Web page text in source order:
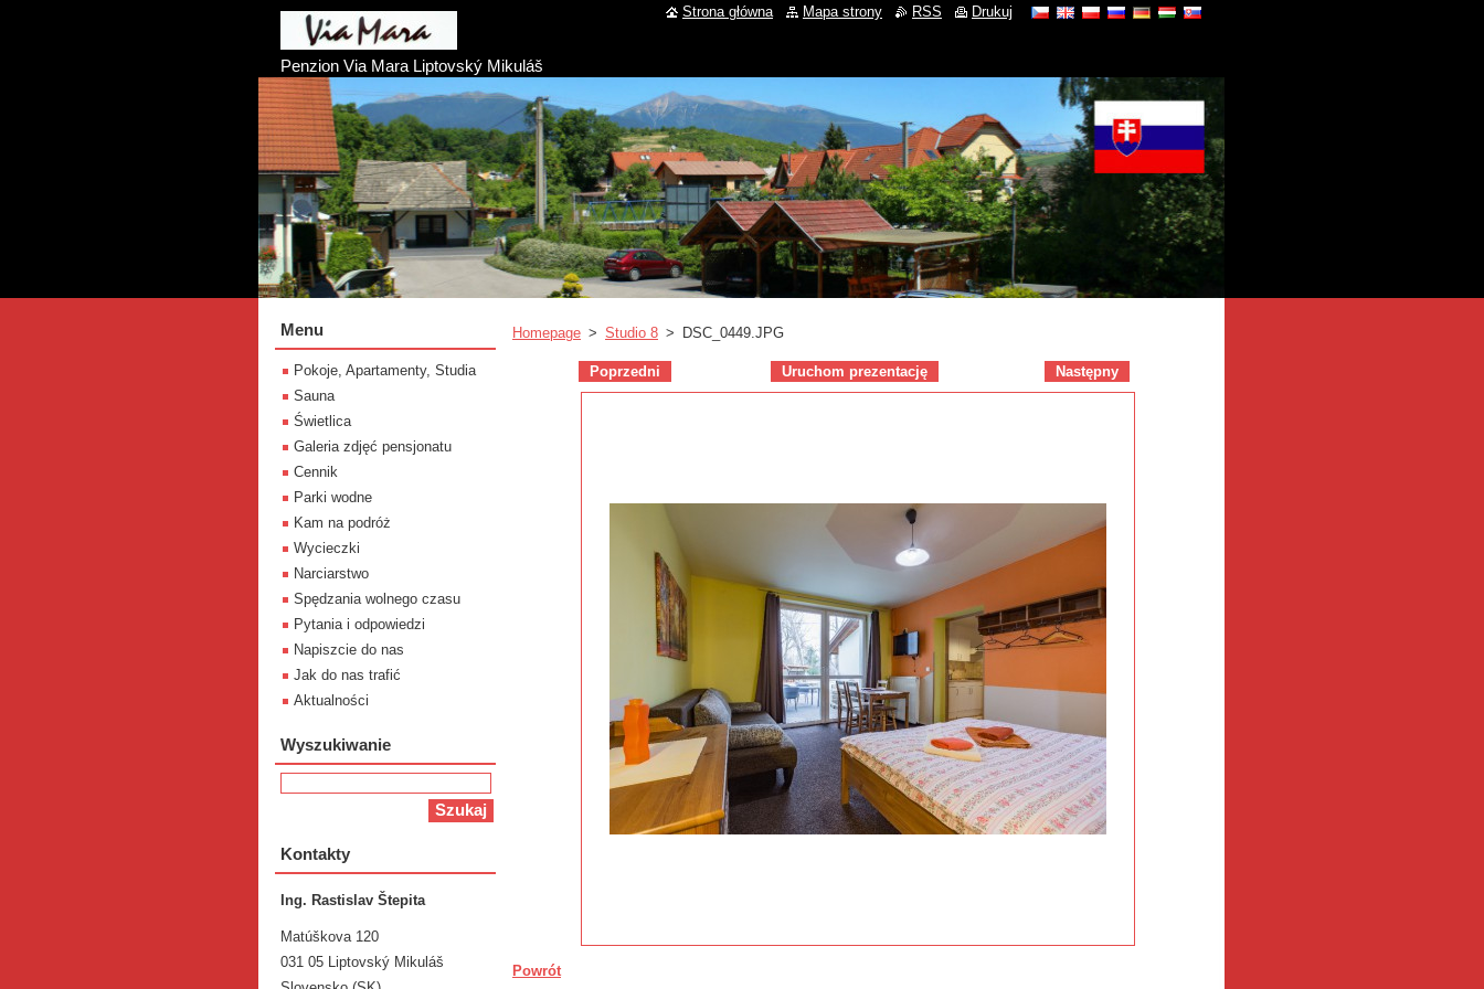
Penzion Via Mara Liptovský Mikuláš
Homepage > Studio 8 > DSC_0449.JPG
Poprzedni Uruchom prezentację Następny
Powrót
Menu
Pokoje, Apartamenty, Studia
Sauna
Świetlica
Galeria zdjęć pensjonatu
Cennik
Parki wodne
Kam na podróż
Wycieczki
Narciarstwo
Spędzania wolnego czasu
Pytania i odpowiedzi
Napiszcie do nas
Jak do nas trafić
Aktualności
Wyszukiwanie
Kontakty
Ing. Rastislav Štepita
Matúškova 120
031 05 Liptovský Mikuláš
Strona główna Mapa strony RSS Drukuj